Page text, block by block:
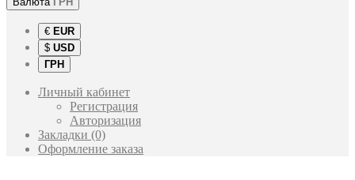
€ EUR
$ USD
ГРН
Личный кабинет
Регистрация
Авторизация
Закладки (0)
Оформление заказа